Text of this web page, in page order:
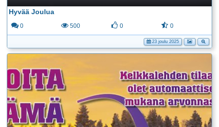
Hyvää Joulua
0 500 0 0
23 joulu 2025